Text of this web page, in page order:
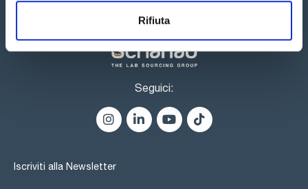
Rifiuta
Seguici:
Iscriviti alla Newsletter